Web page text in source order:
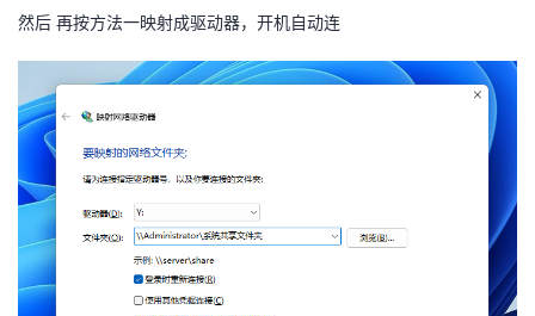
然后 再按方法一映射成驱动器，开机自动连